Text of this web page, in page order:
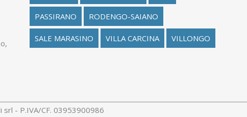
PASSIRANO RODENGO-SAIANO
SALE MARASINO VILLA CARCINA VILLONGO
- P.IVA/CF. 03953900986